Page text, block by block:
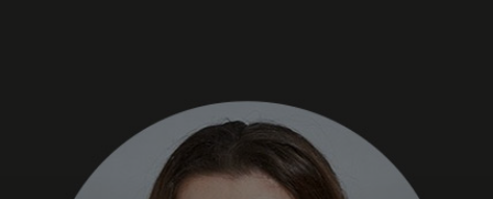
Dành cho doanh nghiệp
Dành cho thế giới